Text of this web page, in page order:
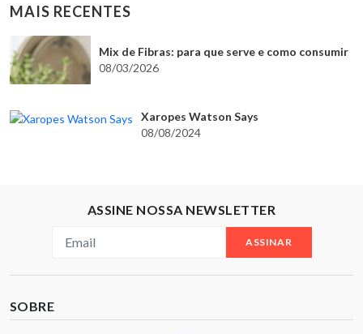
MAIS RECENTES
Mix de Fibras: para que serve e como consumir
08/03/2026
Xaropes Watson Says
08/08/2024
ASSINE NOSSA NEWSLETTER
ASSINAR
SOBRE